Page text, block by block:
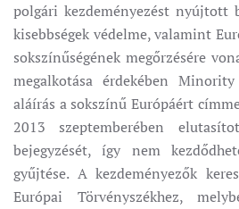
polgári kezdeményezést nyújtott
kisebbségek védelme, valamint
sokszínűségének megőrzésére
megalkotása érdekében
aláírás a sokszínű Európáért
2013 szeptemberében
bejegyzését, így nem
gyűjtése. A kezdeményezők
Európai Törvényszékhez,